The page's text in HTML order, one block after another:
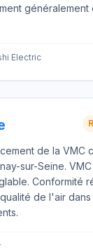
généralement
Electric
de la VMC
sur-Seine. VMC
Conformité
de l'air